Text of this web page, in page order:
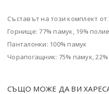
Съставът на този комплект от
Горнище: 77% памук, 19%
Панталонки: 100% памук
Чорапогащник: 75% памук,
СЪЩО МОЖЕ ДА ВИ